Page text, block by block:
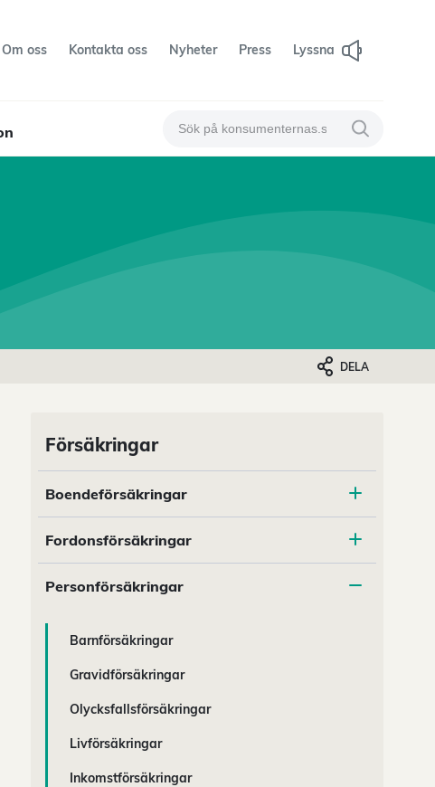
Om oss Kontakta oss Nyheter Press Lyssna
Sök på konsumenternas Sök på
DELA
Försäkringar
Boendeförsäkringar
Fordonsförsäkringar
Personförsäkringar
Barnförsäkringar
Gravidförsäkringar
Olycksfallsförsäkringar
Livförsäkringar
Inkomstförsäkringar